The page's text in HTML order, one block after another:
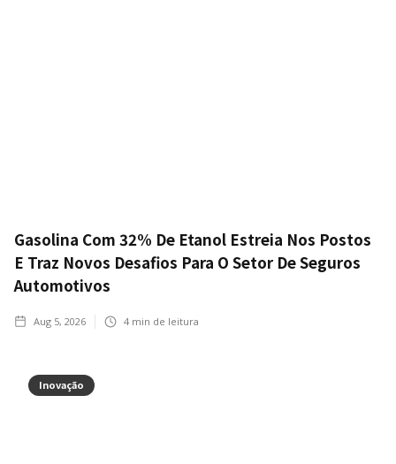
Gasolina Com 32% De Etanol Estreia Nos Postos
E Traz Novos Desafios Para O Setor De Seguros
Automotivos
Aug 5, 2026 4 min de leitura
Inovação